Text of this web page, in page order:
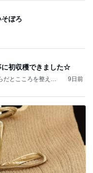
ぼろ
に初収穫できました☆
とこころを整える
9日前